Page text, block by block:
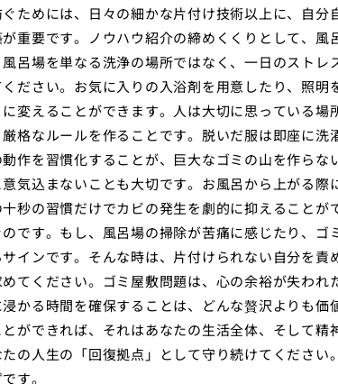
ためには、日々の細かな片付け技術以上に、自分
重要です。ノウハウ紹介の締めくくりとして、風
呂場を単なる洗浄の場所ではなく、一日のストレ
ださい。お気に入りの入浴剤を用意したり、照明
変えることができます。人は大切に思っている場
格なルールを作ることです。脱いだ服は即座に洗
作を習慣化することが、巨大なゴミの山を作らな
気込まないことも大切です。お風呂から上がる際
秒の習慣だけでカビの発生を劇的に抑えることが
です。もし、風呂場の掃除が苦痛に感じたり、ゴ
インです。そんな時は、片付けられない自分を責
てください。ゴミ屋敷問題は、心の余裕が失われ
かる時間を確保することは、どんな贅沢よりも価
ができれば、それはあなたの生活全体、そして精
の人生の「回復拠点」として守り続けてください
す。